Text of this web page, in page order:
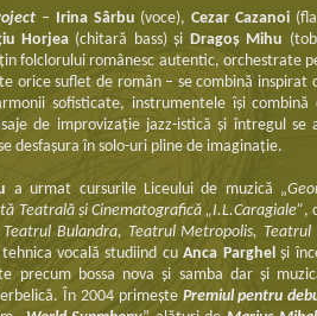
– Irina Sârbu (voce),Cezar Cazanoi
Horjea (chitară bass) şi Dragoş Mihu
folclorului românesc autentic, orchestrate
orice suflet de român – se combină
sofisticate, instrumentele îşi
de improvizaţie jazz-istică şi întregul
desfaşura în solo-uri pline de imaginaţie.
a urmat cursurile Liceului de muzică „
Teatrală și Cinematografică „I.L.Caragiale”,
Bulandra, Teatrul Metropolis, Teatrul
vocală studiind cuAnca Parghelşi
precum bossa nova şi samba dar şi
În 2004 primeşte Premiul pentru